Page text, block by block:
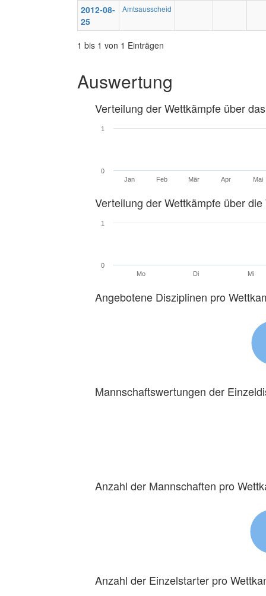
2012-08-
25
Amtsausscheid
1 bis 1 von 1 Einträgen
Auswertung
Verteilung der Wettkämpfe über
Jan Feb Mär Apr Mai
0
1
Verteilung der Wettkämpfe über die
Mo Di Mi
0
1
Angebotene Disziplinen pro
Mannschaftswertungen der
Anzahl der Mannschaften pro
Anzahl der Einzelstarter pro